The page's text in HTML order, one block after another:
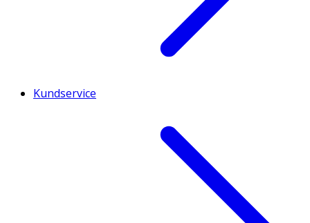
Kundservice